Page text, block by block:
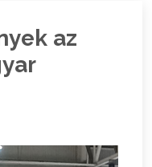
az